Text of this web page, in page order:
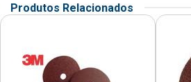
Produtos Relacionados